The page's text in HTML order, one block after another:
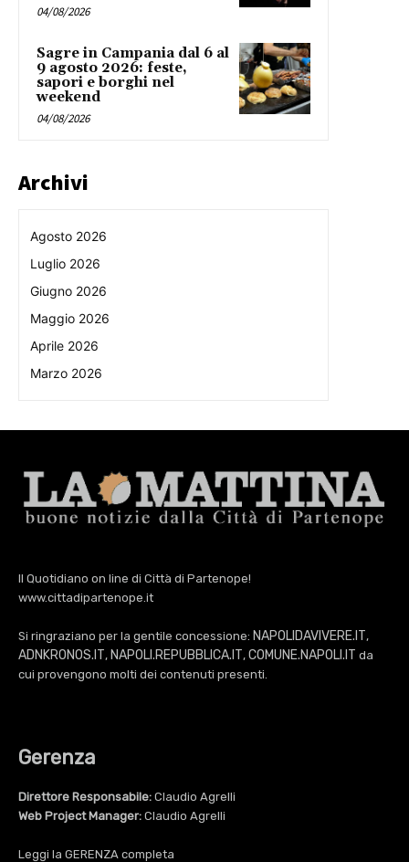
04/08/2026
Sagre in Campania dal 6 al
9 agosto 2026: feste,
sapori e borghi nel
weekend
04/08/2026
Archivi
Agosto 2026
Luglio 2026
Giugno 2026
Maggio 2026
Aprile 2026
Marzo 2026
Il Quotidiano on line di Città di Partenope!
www.cittadipartenope.it
Si ringraziano per la gentile concessione: NAPOLIDAVIVERE.IT,
ADNKRONOS.IT, NAPOLI.REPUBBLICA.IT, COMUNE.NAPOLI.IT da
cui provengono molti dei contenuti presenti.
Gerenza
Direttore Responsabile: Claudio Agrelli
Web Project Manager: Claudio Agrelli
Leggi la GERENZA completa